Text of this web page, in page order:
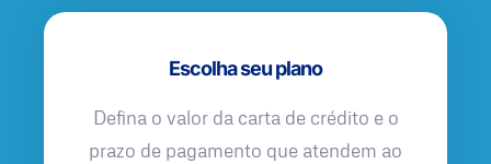
Escolha seu plano
Defina o valor da carta de crédito e o
prazo de pagamento que atendem ao